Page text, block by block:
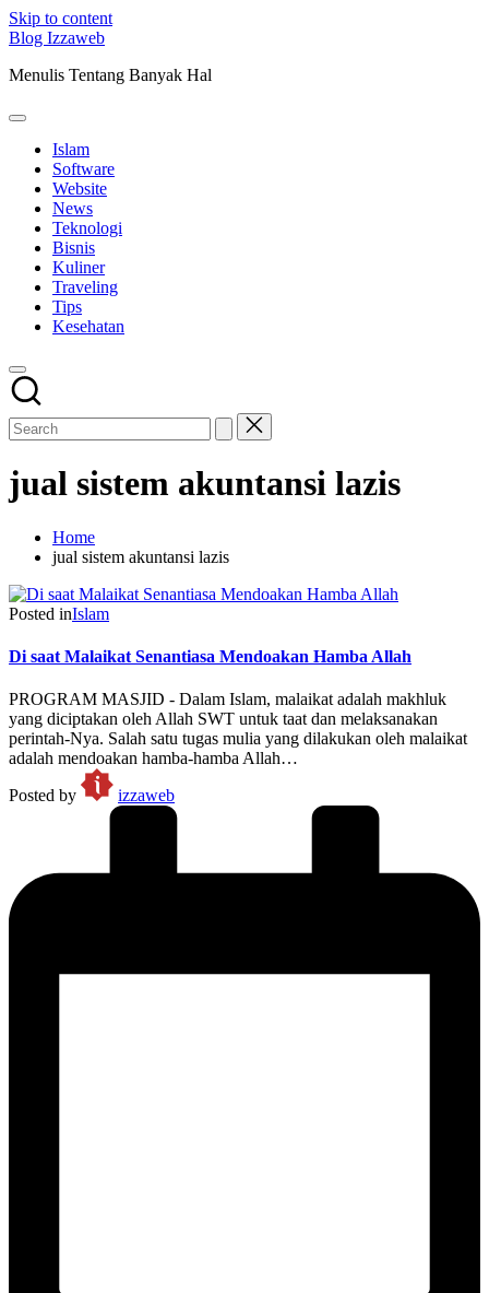
Skip to content
Blog Izzaweb
Menulis Tentang Banyak Hal
Islam
Software
Website
News
Teknologi
Bisnis
Kuliner
Traveling
Tips
Kesehatan
jual sistem akuntansi lazis
Home
jual sistem akuntansi lazis
Posted inIslam
Di saat Malaikat Senantiasa Mendoakan Hamba Allah
PROGRAM MASJID - Dalam Islam, malaikat adalah makhluk
yang diciptakan oleh Allah SWT untuk taat dan melaksanakan
perintah-Nya. Salah satu tugas mulia yang dilakukan oleh malaikat
adalah mendoakan hamba-hamba Allah…
Posted by
izzaweb